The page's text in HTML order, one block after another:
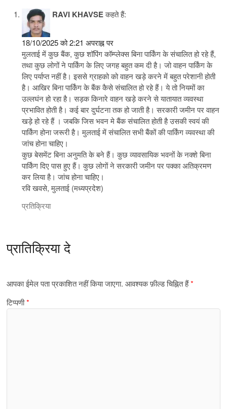
RAVI KHAVSE कहते हैं:
18/10/2025 को 2:21 अपराह्न पर
मुलताई में कुछ बैंक, कुछ शॉपिंग कॉम्प्लेक्स बिना पार्किंग के संचालित हो रहे हैं,
तथा कुछ लोगों ने पार्किंग के लिए जगह बहुत कम दी है। जो वाहन पार्किंग के
लिए पर्याप्त नहीं है। इससे ग्राहको को वाहन खड़े करने में बहुत परेशानी होती
है। आखिर बिना पार्किंग के बैंक कैसे संचालित हो रहे हैं। ये तो नियमों का
उल्लघंन हो रहा है। सड़क किनारे वाहन खड़े करने से यातायात व्यवस्था
प्रभावित होती है। कई बार दुर्घटना तक हो जाती है। सरकारी जमीन पर वाहन
खड़े हो रहे हैं । जबकि जिस भवन मे बैंक संचालित होती है उसकी स्वयं की
पार्किंग होना जरूरी है। मुलताई में संचालित सभी बैंकों की पार्किंग व्यवस्था की
जांच होना चाहिए।
कुछ बेसमेंट बिना अनुमति के बने हैं। कुछ व्यावसायिक भवनों के नक्शे बिना
पार्किंग दिए पास हुए हैं। कुछ लोगों ने सरकारी जमीन पर पक्का अतिक्रमण
कर लिया है। जांच होना चाहिए।
रवि खवसे, मुलताई (मध्यप्रदेश)
प्रतिक्रिया
प्रातिक्रिया दे
आपका ईमेल पता प्रकाशित नहीं किया जाएगा. आवश्यक फ़ील्ड चिह्नित हैं*
टिप्पणी*